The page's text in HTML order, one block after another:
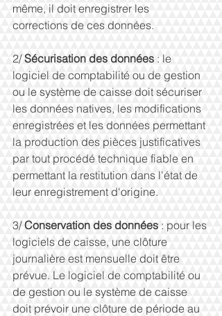
même, il doit enregistrer les
corrections de ces données.
2/ Sécurisation des données : le
logiciel de comptabilité ou de gestion
ou le système de caisse doit sécuriser
les données natives, les modifications
enregistrées et les données permettant
la production des pièces justificatives
par tout procédé technique fiable en
permettant la restitution dans l'état de
leur enregistrement d'origine.
3/ Conservation des données : pour les
logiciels de caisse, une clôture
journalière est mensuelle doit être
prévue. Le logiciel de comptabilité ou
de gestion ou le système de caisse
doit prévoir une clôture de période au